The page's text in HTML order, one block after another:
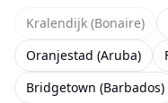
Kralendijk (Bonaire)
Oranjestad (Aruba)
Bridgetown (Barbados)